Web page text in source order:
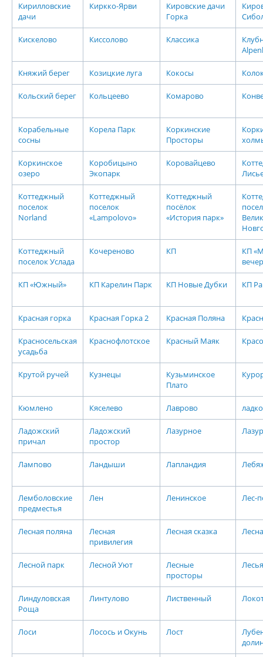
Кирилловские
дачи
Киркко-Ярви
Кировские дачи
Горка
Кискелово Киссолово Классика
Княжий берег Козицкие луга Кокосы
Кольский берег Кольцеево Комарово
Корабельные
сосны
Корела Парк
Коркинские
Просторы
Коркинское
озеро
Коробицыно
Экопарк
Коровайцево
Коттеджный
поселок
Norland
Коттеджный
поселок
«Lampolovo»
Коттеджный
посёлок
«История парк»
Коттеджный
поселок Услада
Кочереново КП
КП
КП «Южный» КП Карелин Парк КП Новые Дубки КП
Красная горка Красная Горка 2 Красная Поляна
Красносельская
усадьба
Краснофлотское Красный Маяк
Крутой ручей Кузнецы
Кузьминское
Плато
Кюмлено Кяселево Лаврово
Ладожский
причал
Ладожский
простор
Лазурное
Лампово Ландыши Лапландия
Лемболовские
предместья
Лен Ленинское Лес-
Лесная поляна
Лесная
привилегия
Лесная сказка
Лесной парк Лесной Уют
Лесные
просторы
Линдуловская
Роща
Линтулово Лиственный
Лоси Лосось и Окунь Лост